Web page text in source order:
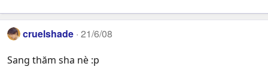
cruelshade 21/6/08
Sang thăm sha nè :p